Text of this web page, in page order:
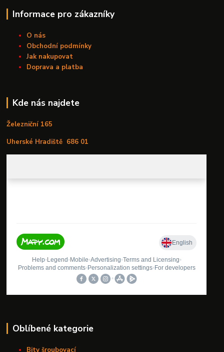
Informace pro zákazníky
O nás
Obchodní podmínky
Jak nakupovat
Doprava a platba
Kde nás najdete
Železniční 165
Uherské Hradiště 686 01
Oblíbené kategorie
Bity šroubovací